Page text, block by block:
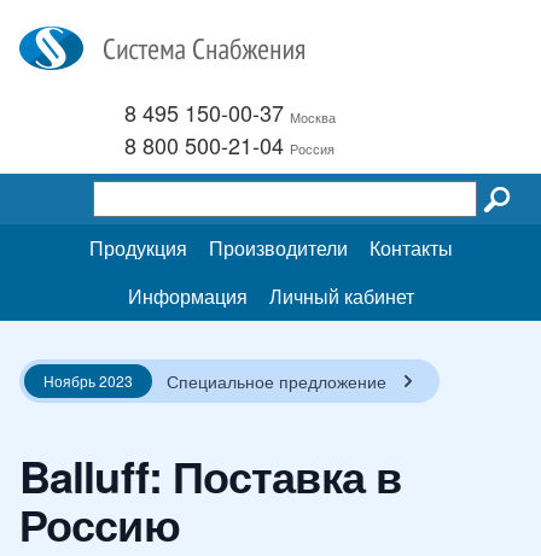
8 495 150-00-37 Москва
8 800 500-21-04 Россия
Продукция Производители
Контакты
Информация
Личный кабинет
Ноябрь 2023 Специальное предложение
Balluff: Поставка в
Россию